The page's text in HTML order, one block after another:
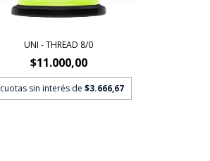
UNI - THREAD 8/0
$11.000,00
cuotas sin interés de$3.666,67